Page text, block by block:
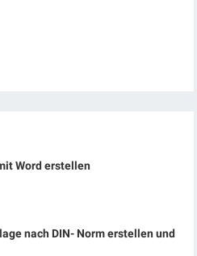
Word erstellen
nach DIN- Norm erstellen und